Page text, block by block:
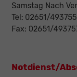
Samstag Nach
Tel: 02651/493755
Fax: 02651/
Notdienst/